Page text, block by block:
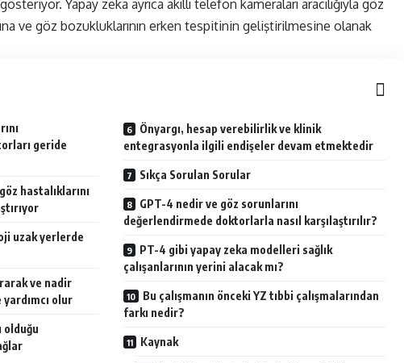
Yapay zeka ayrıca akıllı telefon kameraları aracılığıyla göz
ve göz bozukluklarının erken tespitinin geliştirilmesine olanak
geride
hastalıklarını
uzak yerlerde
ve nadir
olur
olduğu
Önyargı, hesap verebilirlik ve klinik
entegrasyonla ilgili endişeler devam etmektedir
Sıkça Sorulan Sorular
GPT-4 nedir ve göz sorunlarını
değerlendirmede doktorlarla nasıl karşılaştırılır?
PT-4 gibi yapay zeka modelleri sağlık
çalışanlarının yerini alacak mı?
Bu çalışmanın önceki YZ tıbbi çalışmalarından
farkı nedir?
Kaynak